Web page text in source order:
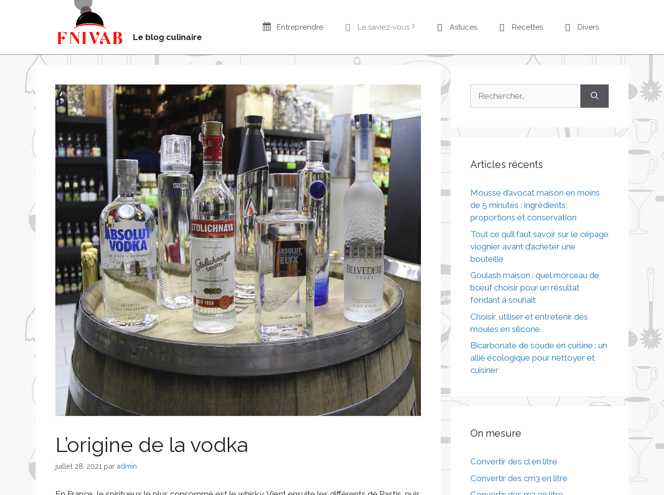
Le blog culinaire
Entreprendre Le saviez-vous ? Astuces Recettes Divers
L’origine de la vodka
juillet 28, 2021 par admin
Articles récents
Mousse d’avocat maison en moins
de 5 minutes : ingrédients,
proportions et conservation
Tout ce qu’il faut savoir sur le cépage
viognier avant d’acheter une
bouteille
Goulash maison : quel morceau de
bœuf choisir pour un résultat
fondant à souhait
Choisir, utiliser et entretenir des
moules en silicone
Bicarbonate de soude en cuisine : un
allié écologique pour nettoyer et
cuisiner
On mesure
Convertir des cl en litre
Convertir des cm3 en litre